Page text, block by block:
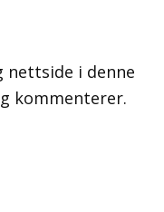
nettside i denne
kommenterer.